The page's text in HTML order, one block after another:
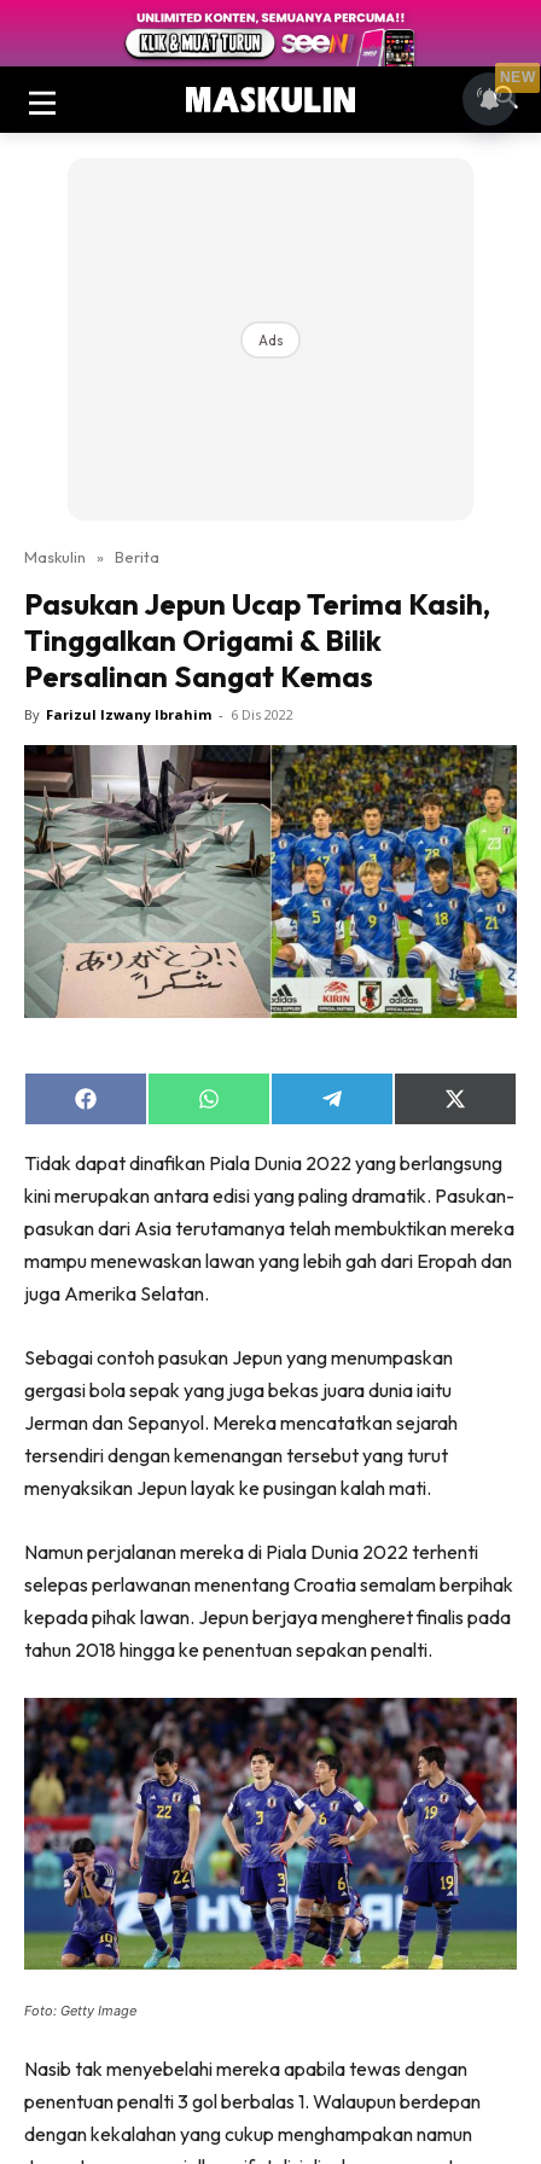
Ads
Maskulin » Berita
Pasukan Jepun Ucap Terima Kasih,
Tinggalkan Origami & Bilik
Persalinan Sangat Kemas
By Farizul Izwany Ibrahim - 6 Dis 2022
Share
on
Share
on
Share
on
Share
on
(Twitter)
Tidak dapat dinafikan Piala Dunia 2022 yang berlangsung
kini merupakan antara edisi yang paling dramatik. Pasukan-
pasukan dari Asia terutamanya telah membuktikan mereka
mampu menewaskan lawan yang lebih gah dari Eropah dan
juga Amerika Selatan.
Sebagai contoh pasukan Jepun yang menumpaskan
gergasi bola sepak yang juga bekas juara dunia iaitu
Jerman dan Sepanyol. Mereka mencatatkan sejarah
tersendiri dengan kemenangan tersebut yang turut
menyaksikan Jepun layak ke pusingan kalah mati.
Namun perjalanan mereka di Piala Dunia 2022 terhenti
selepas perlawanan menentang Croatia semalam berpihak
kepada pihak lawan. Jepun berjaya mengheret finalis pada
tahun 2018 hingga ke penentuan sepakan penalti.
Foto: Getty Image
Nasib tak menyebelahi mereka apabila tewas dengan
penentuan penalti 3 gol berbalas 1. Walaupun berdepan
dengan kekalahan yang cukup menghampakan namun
NEW